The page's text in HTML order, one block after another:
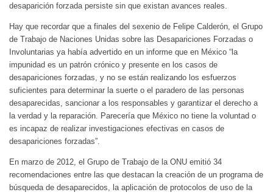
desaparición forzada persiste sin que existan avances reales.
Hay que recordar que a finales del sexenio de Felipe Calderón, el Grupo
de Trabajo de Naciones Unidas sobre las Desapariciones Forzadas o
Involuntarias ya había advertido en un informe que en México “la
impunidad es un patrón crónico y presente en los casos de
desapariciones forzadas, y no se están realizando los esfuerzos
suficientes para determinar la suerte o el paradero de las personas
desaparecidas, sancionar a los responsables y garantizar el derecho a
la verdad y la reparación. Parecería que México no tiene la voluntad o
es incapaz de realizar investigaciones efectivas en casos de
desapariciones forzadas”.
En marzo de 2012, el Grupo de Trabajo de la ONU emitió 34
recomendaciones entre las que destacan la creación de un programa de
búsqueda de desaparecidos, la aplicación de protocolos de uso de la